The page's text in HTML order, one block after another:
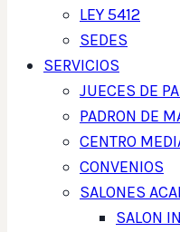
LEY 5412
SEDES
SERVICIOS
JUECES DE
PADRON DE
CENTRO
CONVENIOS
SALONES
SALON